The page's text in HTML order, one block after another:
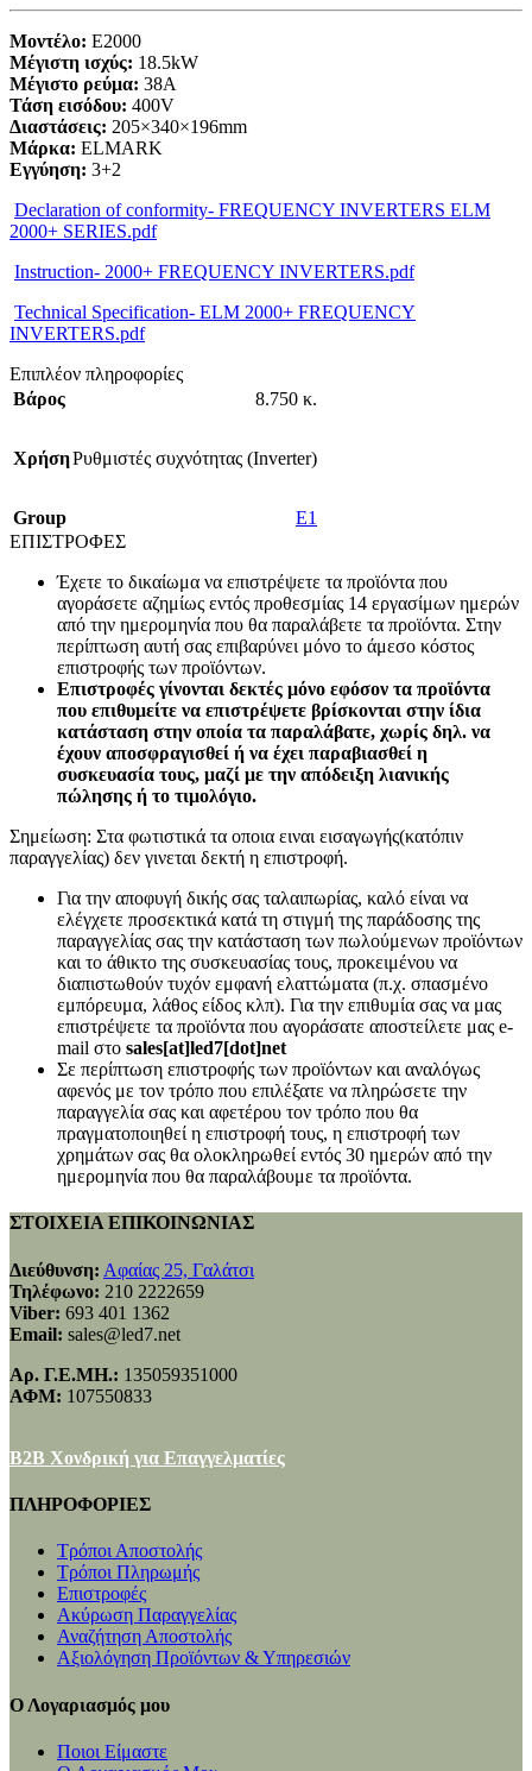
Μοντέλο: E2000
Μέγιστη ισχύς: 18.5kW
Μέγιστο ρεύμα: 38A
Τάση εισόδου: 400V
Διαστάσεις: 205×340×196mm
Μάρκα: ELMARK
Εγγύηση: 3+2
Declaration of conformity- FREQUENCY INVERTERS ELM
2000+ SERIES.pdf
Instruction- 2000+ FREQUENCY INVERTERS.pdf
Technical Specification- ELM 2000+ FREQUENCY
INVERTERS.pdf
Επιπλέον πληροφορίες
Βάρος
8.750 κ.
ΧρήσηΡυθμιστές συχνότητας (Inverter)
Group
E1
ΕΠΙΣΤΡΟΦΕΣ
Έχετε το δικαίωμα να επιστρέψετε τα προϊόντα που
αγοράσετε αζημίως εντός προθεσμίας 14 εργασίμων ημερών
από την ημερομηνία που θα παραλάβετε τα προϊόντα. Στην
περίπτωση αυτή σας επιβαρύνει μόνο το άμεσο κόστος
επιστροφής των προϊόντων.
Επιστροφές γίνονται δεκτές μόνο εφόσον τα προϊόντα
που επιθυμείτε να επιστρέψετε βρίσκονται στην ίδια
κατάσταση στην οποία τα παραλάβατε, χωρίς δηλ. να
έχουν αποσφραγισθεί ή να έχει παραβιασθεί η
συσκευασία τους, μαζί με την απόδειξη λιανικής
πώλησης ή το τιμολόγιο.
Σημείωση: Στα φωτιστικά τα οποια ειναι εισαγωγής(κατόπιν
παραγγελίας) δεν γινεται δεκτή η επιστροφή.
Για την αποφυγή δικής σας ταλαιπωρίας, καλό είναι να
ελέγχετε προσεκτικά κατά τη στιγμή της παράδοσης της
παραγγελίας σας την κατάσταση των πωλούμενων προϊόντων
και το άθικτο της συσκευασίας τους, προκειμένου να
διαπιστωθούν τυχόν εμφανή ελαττώματα (π.χ. σπασμένο
εμπόρευμα, λάθος είδος κλπ). Για την επιθυμία σας να μας
επιστρέψετε τα προϊόντα που αγοράσατε αποστείλετε μας e-
mail στο sales[at]led7[dot]net
Σε περίπτωση επιστροφής των προϊόντων και αναλόγως
αφενός με τον τρόπο που επιλέξατε να πληρώσετε την
παραγγελία σας και αφετέρου τον τρόπο που θα
πραγματοποιηθεί η επιστροφή τους, η επιστροφή των
χρημάτων σας θα ολοκληρωθεί εντός 30 ημερών από την
ημερομηνία που θα παραλάβουμε τα προϊόντα.
ΣΤΟΙΧΕΙΑ ΕΠΙΚΟΙΝΩΝΙΑΣ
Διεύθυνση: Αφαίας 25, Γαλάτσι
Τηλέφωνο: 210 2222659
Viber: 693 401 1362
Email: sales@led7.net
Αρ. Γ.Ε.ΜΗ.: 135059351000
ΑΦΜ: 107550833
B2B Χονδρική για Επαγγελματίες
ΠΛΗΡΟΦΟΡΙΕΣ
Τρόποι Αποστολής
Τρόποι Πληρωμής
Επιστροφές
Ακύρωση Παραγγελίας
Αναζήτηση Αποστολής
Αξιολόγηση Προϊόντων & Υπηρεσιών
Ο Λογαριασμός μου
Ποιοι Είμαστε